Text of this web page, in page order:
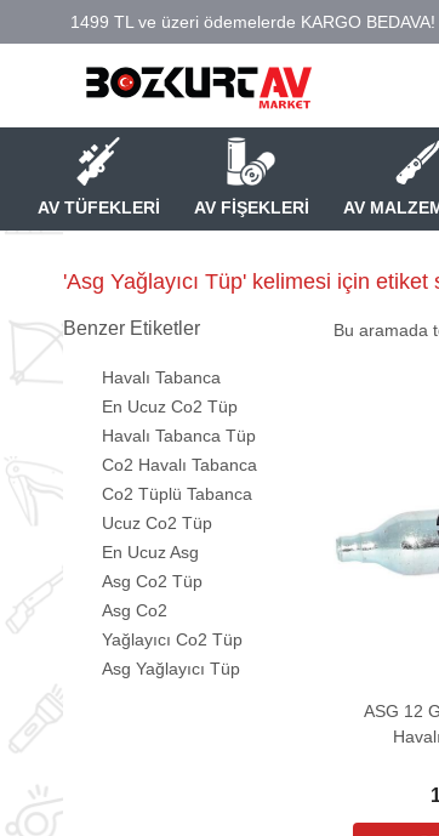
AV TÜFEKLERİ AV FİŞEKLERİ AV
'Asg Yağlayıcı Tüp' kelimesi için etiket
Benzer Etiketler
Havalı Tabanca
En Ucuz Co2 Tüp
Havalı Tabanca Tüp
Co2 Havalı Tabanca
Co2 Tüplü Tabanca
Ucuz Co2 Tüp
En Ucuz Asg
Asg Co2 Tüp
Asg Co2
Yağlayıcı Co2 Tüp
Asg Yağlayıcı Tüp
Bu aramada
ASG 12